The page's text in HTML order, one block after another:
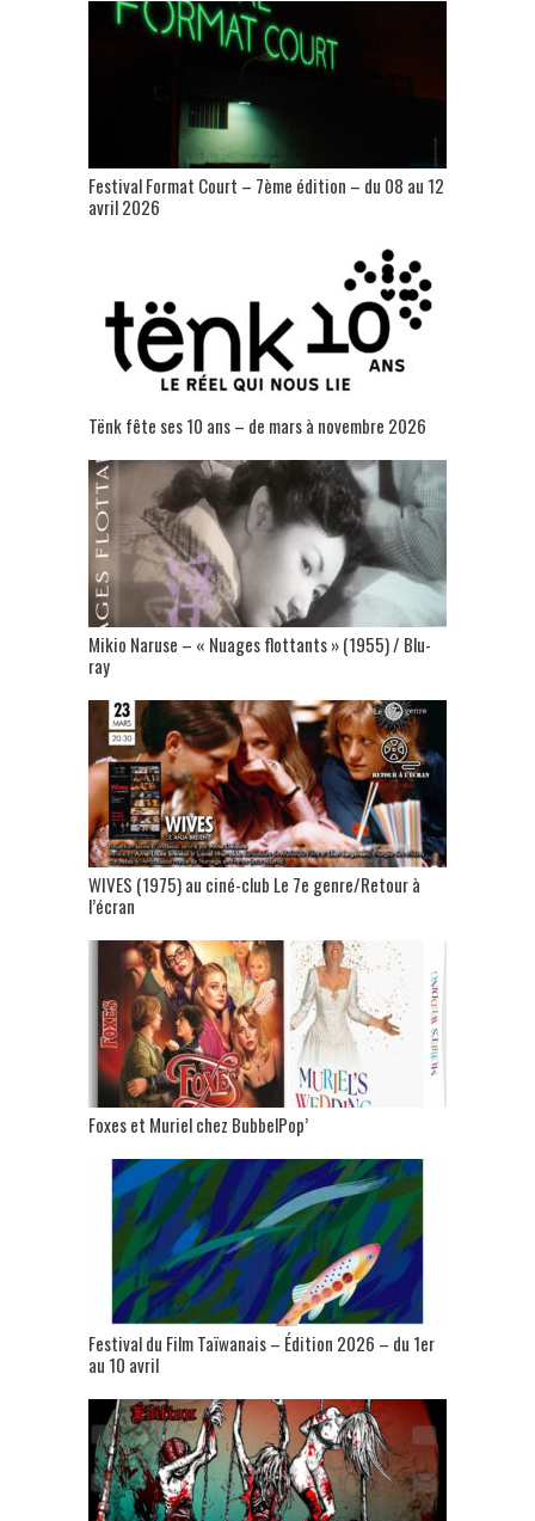
Festival Format Court – 7ème édition – du 08 au 12
avril 2026
Tënk fête ses 10 ans – de mars à novembre 2026
Mikio Naruse – « Nuages flottants » (1955) / Blu-
ray
WIVES (1975) au ciné-club Le 7e genre/Retour à
l’écran
Foxes et Muriel chez BubbelPop’
Festival du Film Taïwanais – Édition 2026 – du 1er
au 10 avril